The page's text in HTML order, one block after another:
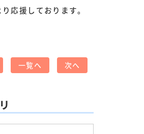
応援しております。
一覧へ 次へ